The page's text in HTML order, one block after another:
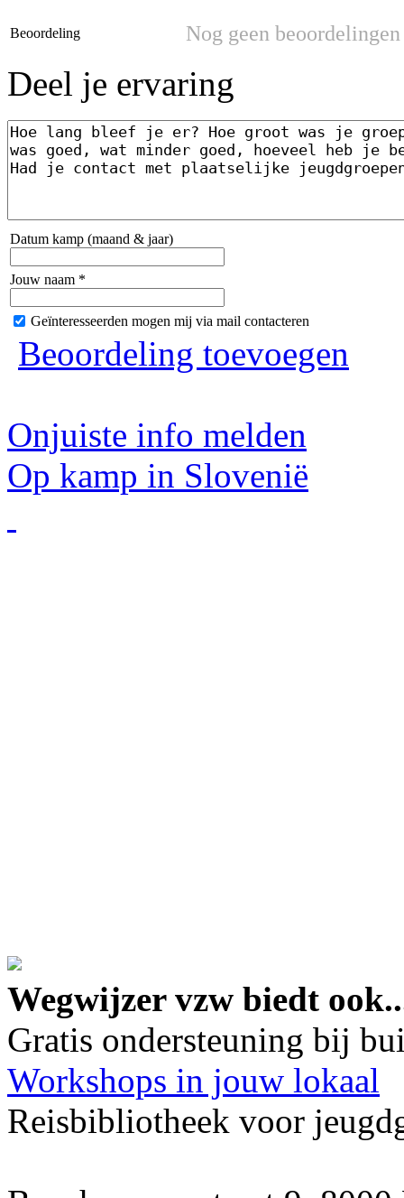
Beoordeling Nog geen beoordelingen
Deel je ervaring
Datum kamp (maand & jaar)
Jouw naam *
Geïnteresseerden mogen mij via mail contacteren
Beoordeling toevoegen
Onjuiste info melden
Op kamp in Slovenië
Wegwijzer vzw biedt
Gratis ondersteuning bij
Workshops in jouw lokaal
Reisbibliotheek voor